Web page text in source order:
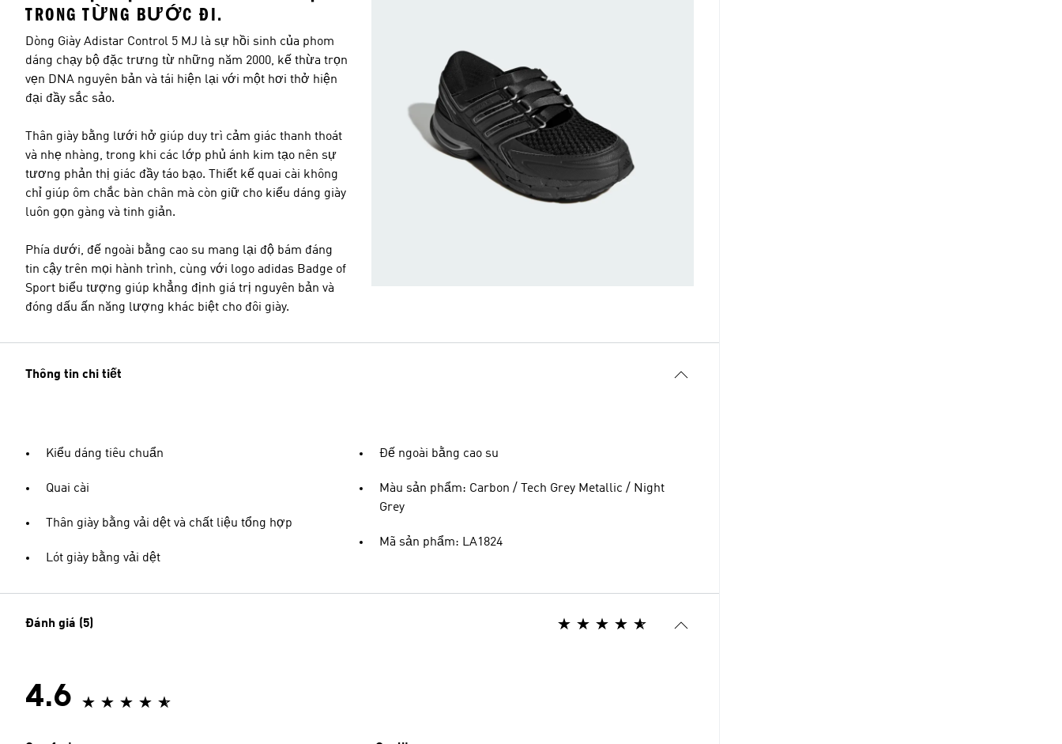
TRONG TỪNG BƯỚC ĐI.
Dòng Giày Adistar Control 5 MJ là sự hồi sinh của phom
dáng chạy bộ đặc trưng từ những năm 2000, kế thừa trọn
vẹn DNA nguyên bản và tái hiện lại với một hơi thở hiện
đại đầy sắc sảo.
Thân giày bằng lưới hở giúp duy trì cảm giác thanh thoát
và nhẹ nhàng, trong khi các lớp phủ ánh kim tạo nên sự
tương phản thị giác đầy táo bạo. Thiết kế quai cài không
chỉ giúp ôm chắc bàn chân mà còn giữ cho kiểu dáng giày
luôn gọn gàng và tinh giản.
Phía dưới, đế ngoài bằng cao su mang lại độ bám đáng
tin cậy trên mọi hành trình, cùng với logo adidas Badge of
Sport biểu tượng giúp khẳng định giá trị nguyên bản và
đóng dấu ấn năng lượng khác biệt cho đôi giày.
Thông tin chi tiết
Kiểu dáng tiêu chuẩn
Quai cài
Thân giày bằng vải dệt và chất liệu tổng hợp
Lót giày bằng vải dệt
Đế ngoài bằng cao su
Màu sản phẩm: Carbon / Tech Grey Metallic / Night
Grey
Mã sản phẩm: LA1824
Đánh giá (5)
4.6